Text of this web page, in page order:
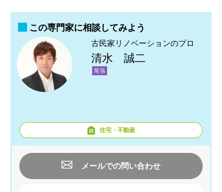
この専門家に相談してみよう
古民家リノベーションのプロ
清水 誠二
尾張
住宅・不動産
メールでの問い合わせ